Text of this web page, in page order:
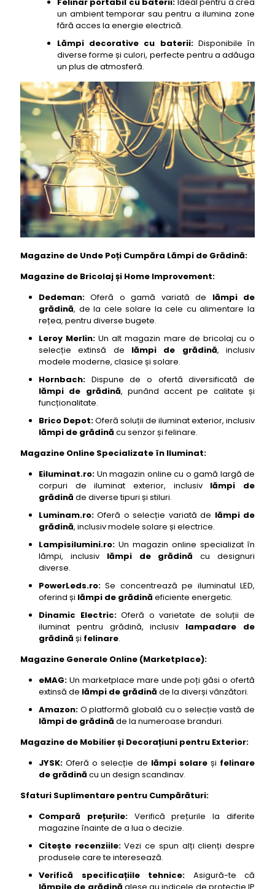
un ambient temporar sau pentru a ilumina zone
fără acces la energie electrică.
Lămpi decorative cu baterii:Disponibile în
diverse forme și culori, perfecte pentru a adăuga
un plus de atmosferă.
Magazine de Unde Poți Cumpăra Lămpi de Grădină:
Magazine de Bricolaj și Home Improvement:
Dedeman: Oferă o gamă variată de lămpi de
grădină, de la cele solare la cele cu alimentare la
rețea, pentru diverse bugete.
Leroy Merlin: Un alt magazin mare de bricolaj cu o
selecție extinsă de lămpi de grădină, inclusiv
modele moderne, clasice și solare.
Hornbach: Dispune de o ofertă diversificată de
lămpi de grădină, punând accent pe calitate și
funcționalitate.
Brico Depot:Oferă soluții de iluminat exterior, inclusiv
lămpi de grădină cu senzor și felinare.
Magazine Online Specializate în Iluminat:
Eiluminat.ro: Un magazin online cu o gamă largă de
corpuri de iluminat exterior, inclusiv lămpi de
grădină de diverse tipuri și stiluri.
Luminam.ro: Oferă o selecție variată de lămpi de
grădină, inclusiv modele solare și electrice.
Lampisilumini.ro: Un magazin online specializat în
lămpi, inclusiv lămpi de grădină cu designuri
diverse.
PowerLeds.ro: Se concentrează pe iluminatul LED,
oferind și lămpi de grădină eficiente energetic.
Dinamic Electric:Oferă o varietate de soluții de
iluminat pentru grădină, inclusiv lampadare de
grădină și felinare.
Magazine Generale Online (Marketplace):
eMAG: Un marketplace mare unde poți găsi o ofertă
extinsă de lămpi de grădină de la diverși vânzători.
Amazon: O platformă globală cu o selecție vastă de
lămpi de grădină de la numeroase branduri.
Magazine de Mobilier și Decorațiuni pentru Exterior:
JYSK: Oferă o selecție de lămpi solareși felinare
de grădină cu un design scandinav.
Sfaturi Suplimentare pentru Cumpărături:
Compară prețurile:Verifică prețurile la diferite
magazine înainte de a lua o decizie.
Citește recenziile:Vezi ce spun alți clienți despre
produsele care te interesează.
Verifică specificațiile tehnice: Asigură-te că